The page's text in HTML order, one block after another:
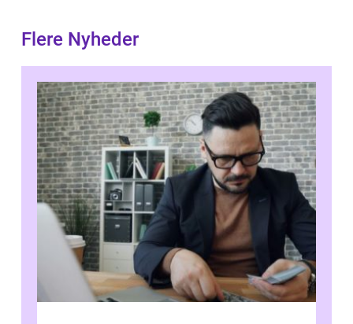
Flere Nyheder